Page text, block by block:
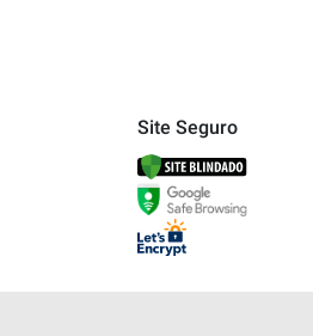
Site Seguro
Dúvidas técnicas sobre produtos
Informações sobre um pedido
Falar com um atendente